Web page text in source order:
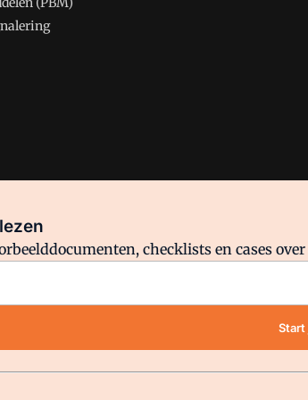
Lees inons manifestwaar VMN media voor
checklists en cases